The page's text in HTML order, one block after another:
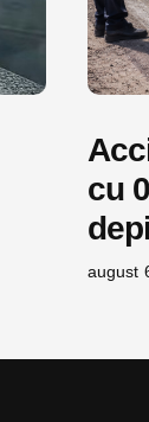
cu
august